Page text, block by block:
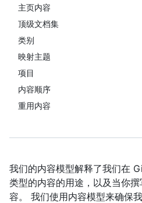
主页内容
顶级文档集
类别
映射主题
项目
内容顺序
重用内容
我们的内容模型解释了我们在
类型的内容的用途，以及当你
容。 我们使用内容模型来确保